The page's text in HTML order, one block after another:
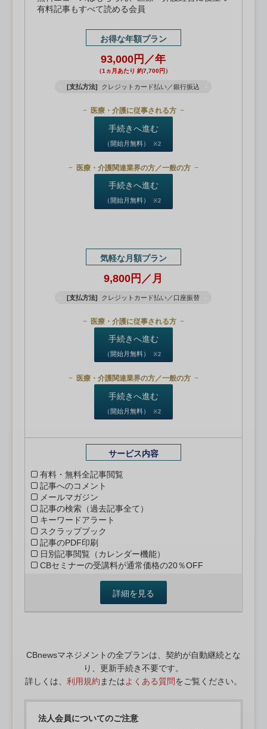
有料記事もすべて読める会員
お得な年額プラン
93,000円／年
（1ヵ月あたり 約7,700円）
[支払方法] クレジットカード払い／銀行振込
医療・介護に従事される方
手続きへ進む
（開始月無料） ※2
医療・介護関連業界の方／一般の方
手続きへ進む
（開始月無料） ※2
気軽な月額プラン
9,800円／月
[支払方法] クレジットカード払い／口座振替
医療・介護に従事される方
手続きへ進む
（開始月無料） ※2
医療・介護関連業界の方／一般の方
手続きへ進む
（開始月無料） ※2
サービス内容
有料・無料全記事閲覧
記事へのコメント
メールマガジン
記事の検索（過去記事全て）
キーワードアラート
スクラップブック
記事のPDF印刷
日別記事閲覧（カレンダー機能）
CBセミナーの受講料が通常価格の20％OFF
詳細を見る
CBnewsマネジメントの全プランは、契約が自動継続とな
り、更新手続き不要です。
詳しくは、 利用規約 またはよくある質問をご覧ください。
法人会員についてのご注意